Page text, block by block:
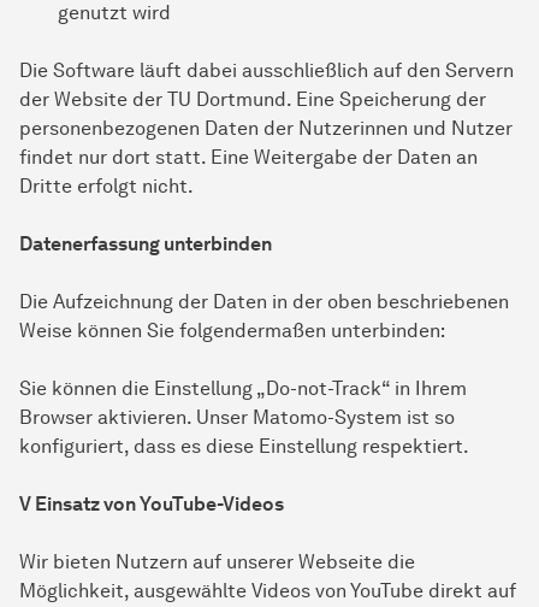
genutzt wird
Die Software läuft dabei ausschließlich auf den Servern
der Website der TU Dortmund. Eine Speicherung der
personenbezogenen Daten der Nutzerinnen und Nutzer
findet nur dort statt. Eine Weitergabe der Daten an
Dritte erfolgt nicht.
Datenerfassung unterbinden
Die Aufzeichnung der Daten in der oben beschriebenen
Weise können Sie folgendermaßen unterbinden:
Sie können die Einstellung „Do-not-Track“ in Ihrem
Browser aktivieren. Unser Matomo-System ist so
konfiguriert, dass es diese Einstellung respektiert.
V Einsatz von YouTube-Videos
Wir bieten Nutzern auf unserer Webseite die
Möglichkeit, ausgewählte Videos von YouTube direkt auf